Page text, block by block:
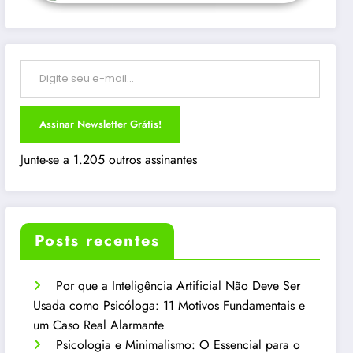
Digite seu e-mail…
Assinar Newsletter Grátis!
Junte-se a 1.205 outros assinantes
Posts recentes
Por que a Inteligência Artificial Não Deve Ser
Usada como Psicóloga: 11 Motivos Fundamentais e
um Caso Real Alarmante
Psicologia e Minimalismo: O Essencial para o